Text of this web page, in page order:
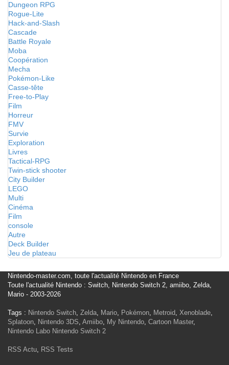
Dungeon RPG
Rogue-Lite
Hack-and-Slash
Cascade
Battle Royale
Moba
Coopération
Mecha
Pokémon-Like
Casse-tête
Free-to-Play
Film
Horreur
FMV
Survie
Exploration
Livres
Tactical-RPG
Twin-stick shooter
City Builder
LEGO
Multi
Cinéma
Film
console
Autre
Deck Builder
Jeu de plateau
Nintendo-master.com, toute l'actualité Nintendo en France
Toute l'actualité Nintendo : Switch, Nintendo Switch 2, amiibo, Zelda,
Mario - 2003-2026
Tags : Nintendo Switch, Zelda, Mario, Pokémon, Metroid, Xenoblade,
Splatoon, Nintendo 3DS, Amiibo, My Nintendo, Cartoon Master,
Nintendo Labo Nintendo Switch 2
RSS Actu, RSS Tests